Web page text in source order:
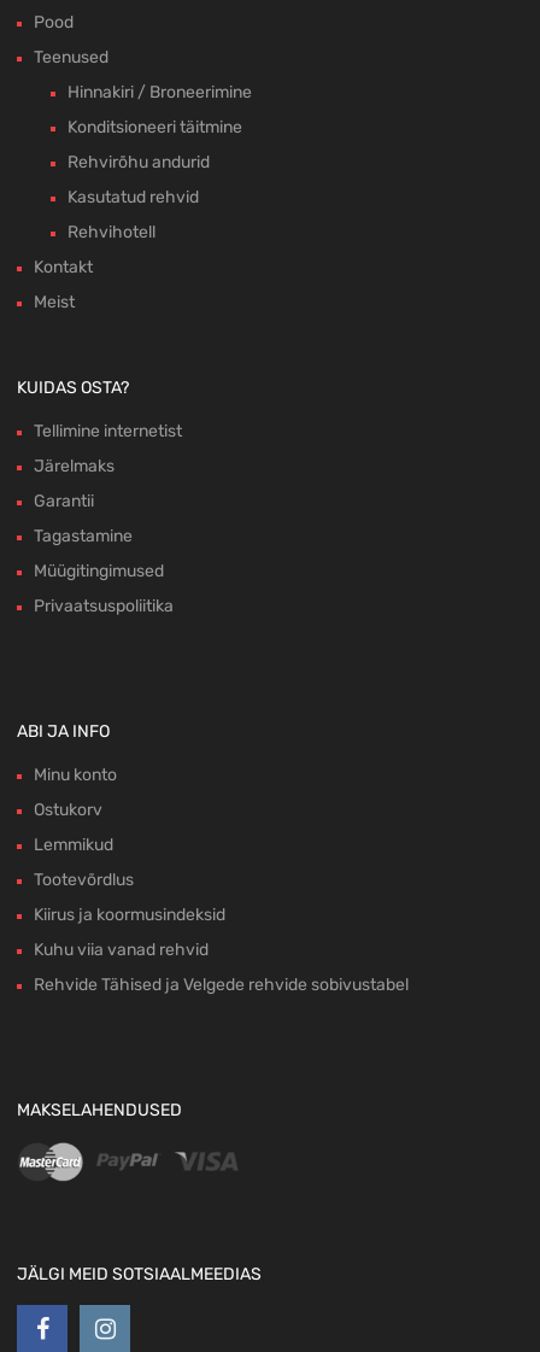
Pood
Teenused
Hinnakiri / Broneerimine
Konditsioneeri täitmine
Rehvirõhu andurid
Kasutatud rehvid
Rehvihotell
Kontakt
Meist
KUIDAS OSTA?
Tellimine internetist
Järelmaks
Garantii
Tagastamine
Müügitingimused
Privaatsuspoliitika
ABI JA INFO
Minu konto
Ostukorv
Lemmikud
Tootevõrdlus
Kiirus ja koormusindeksid
Kuhu viia vanad rehvid
Rehvide Tähised ja Velgede rehvide sobivustabel
MAKSELAHENDUSED
JÄLGI MEID SOTSIAALMEEDIAS